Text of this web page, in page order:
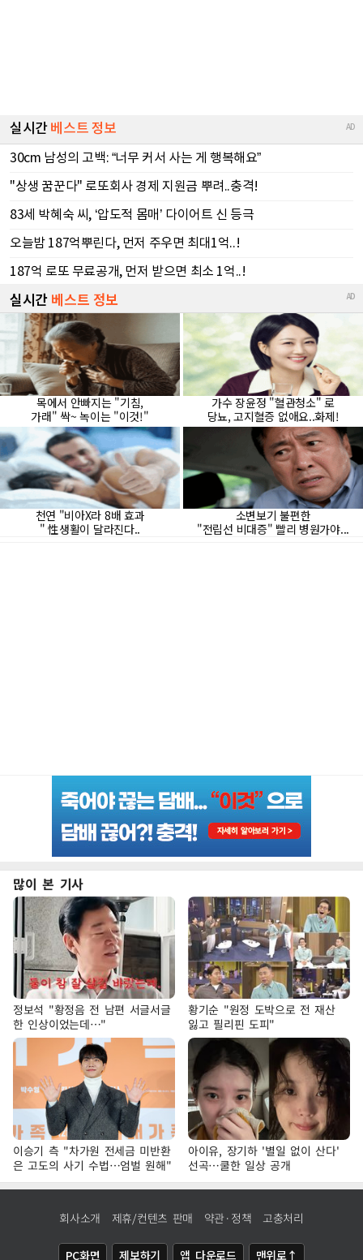
많이 본 기사
정보석 "황정음 전 남편 서글서글
한 인상이었는데…"
황기순 "원정 도박으로 전 재산
잃고 필리핀 도피"
이승기 측 "차가원 전세금 미반환
은 고도의 사기 수법…엄벌 원해"
아이유, 장기하 '별일 없이 산다'
선곡…쿨한 일상 공개
회사소개 제휴/컨텐츠 판매 약관·정책 고충처리
PC화면 제보하기 앱 다운로드 맨위로↑